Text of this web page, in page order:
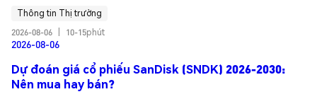
Thông tin Thị trường
2026-08-06
10-15phút
2026-08-06
Dự đoán giá cổ phiếu SanDisk (SNDK) 2026-2030:
Nên mua hay bán?